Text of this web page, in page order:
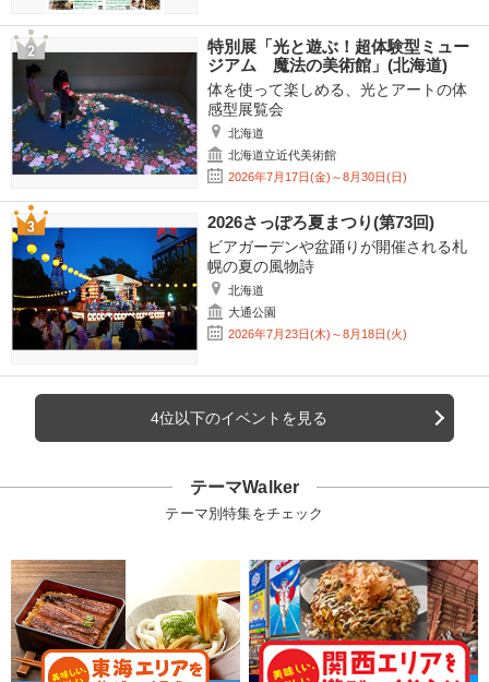
特別展「光と遊ぶ！超体験型ミュー
ジアム 魔法の美術館」(北海道)
体を使って楽しめる、光とアートの体
感型展覧会
北海道
北海道立近代美術館
2026年7月17日(金)～8月30日(日)
2026さっぽろ夏まつり(第73回)
ビアガーデンや盆踊りが開催される札
幌の夏の風物詩
北海道
大通公園
2026年7月23日(木)～8月18日(火)
4位以下のイベントを見る
テーマWalker
テーマ別特集をチェック